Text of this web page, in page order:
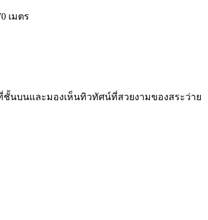
เมตร
นบนและมองเห็นทิวทัศน์ที่สวยงามของสระว่าย